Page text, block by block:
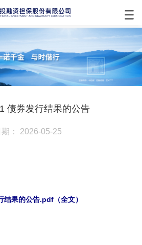
债券发行结果的公告
期： 2026-05-25
结果的公告.pdf（全文）